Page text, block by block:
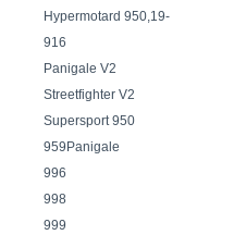
Hypermotard 950,19-
916
Panigale V2
Streetfighter V2
Supersport 950
959Panigale
996
998
999